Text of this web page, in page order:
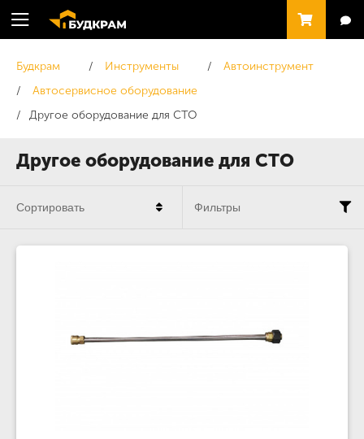
Другое оборудование для СТО
Будкрам Инструменты
Автоинструмент
Автосервисное оборудование
Другое оборудование для СТО
Сортировать Фильтры